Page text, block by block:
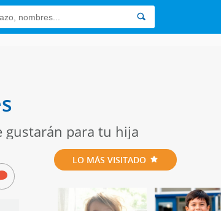
gustarán para tu hija
LO MÁS VISITADO